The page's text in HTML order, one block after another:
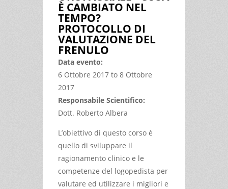
È CAMBIATO NEL
TEMPO?
PROTOCOLLO DI
VALUTAZIONE DEL
FRENULO
Data evento:
6 Ottobre 2017 to 8 Ottobre
2017
Responsabile Scientifico:
Dott. Roberto Albera
L’obiettivo di questo corso è
quello di sviluppare il
ragionamento clinico e le
competenze del logopedista per
valutare ed utilizzare i migliori e